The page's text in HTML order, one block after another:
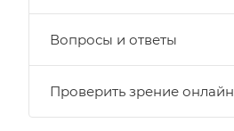
Вопросы и ответы
Проверить зрение онлайн